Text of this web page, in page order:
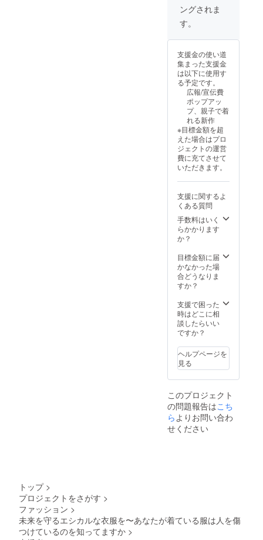
ングされま
す。
支援金の使い道
集まった支援金
は以下に使用す
る予定です。
広報/宣伝費
ポップアッ
プ、親子で着
れる新作
※目標金額を超
えた場合はプロ
ジェクトの運営
費に充てさせて
いただきます。
支援に関するよ
くある質問
手数料はいく
らかかります
か？
目標金額に届
かなかった場
合どうなりま
すか？
支援で困った
時はどこに相
談したらいい
ですか？
ヘルプページを
見る
このプロジェクト
の問題報告はこち
らよりお問い合わ
せください
トップ >
プロジェクトをさがす >
ファッション >
未来を守るエシカルな衣服を〜あなたが着ている服は人を傷
つけているのを知ってますか >